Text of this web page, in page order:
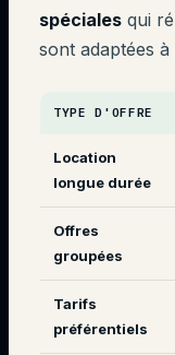
spéciales qui
sont adaptées
TYPE D'OFFRE
Location
longue durée
Offres
groupées
Tarifs
préférentiels